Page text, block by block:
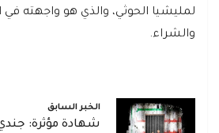
لمليشيا الحوثي، والذي هو واجهته في
والشراء.
الخبر السابق